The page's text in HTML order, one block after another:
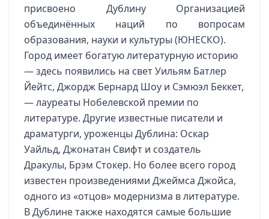
присвоено Дублину Организацией
объединённых наций по вопросам
образования, науки и культуры (ЮНЕСКО).
Город имеет богатую литературную историю
— здесь появились на свет Уильям Батлер
Йейтс, Джордж Бернард Шоу и Сэмюэл Беккет,
— лауреаты Нобелевской премии по
литературе. Другие известные писатели и
драматурги, уроженцы Дублина: Оскар
Уайльд, Джонатан Свифт и создатель
Дракулы, Брэм Стокер. Но более всего город
известен произведениями Джеймса Джойса,
одного из «отцов» модернизма в литературе.
В Дублине также находятся самые большие